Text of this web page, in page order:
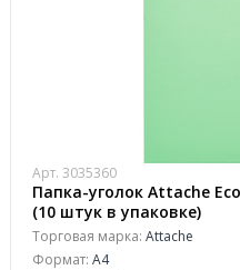
Арт. 3035360
Папка-уголок Attache
(10 штук в упаковке)
Торговая марка: Attache
Формат: A4